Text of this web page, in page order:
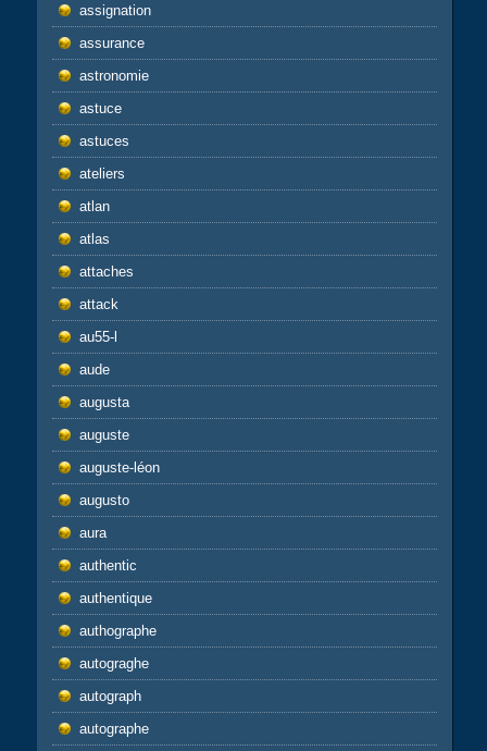
assignation
assurance
astronomie
astuce
astuces
ateliers
atlan
atlas
attaches
attack
au55-l
aude
augusta
auguste
auguste-léon
augusto
aura
authentic
authentique
authographe
autograghe
autograph
autographe